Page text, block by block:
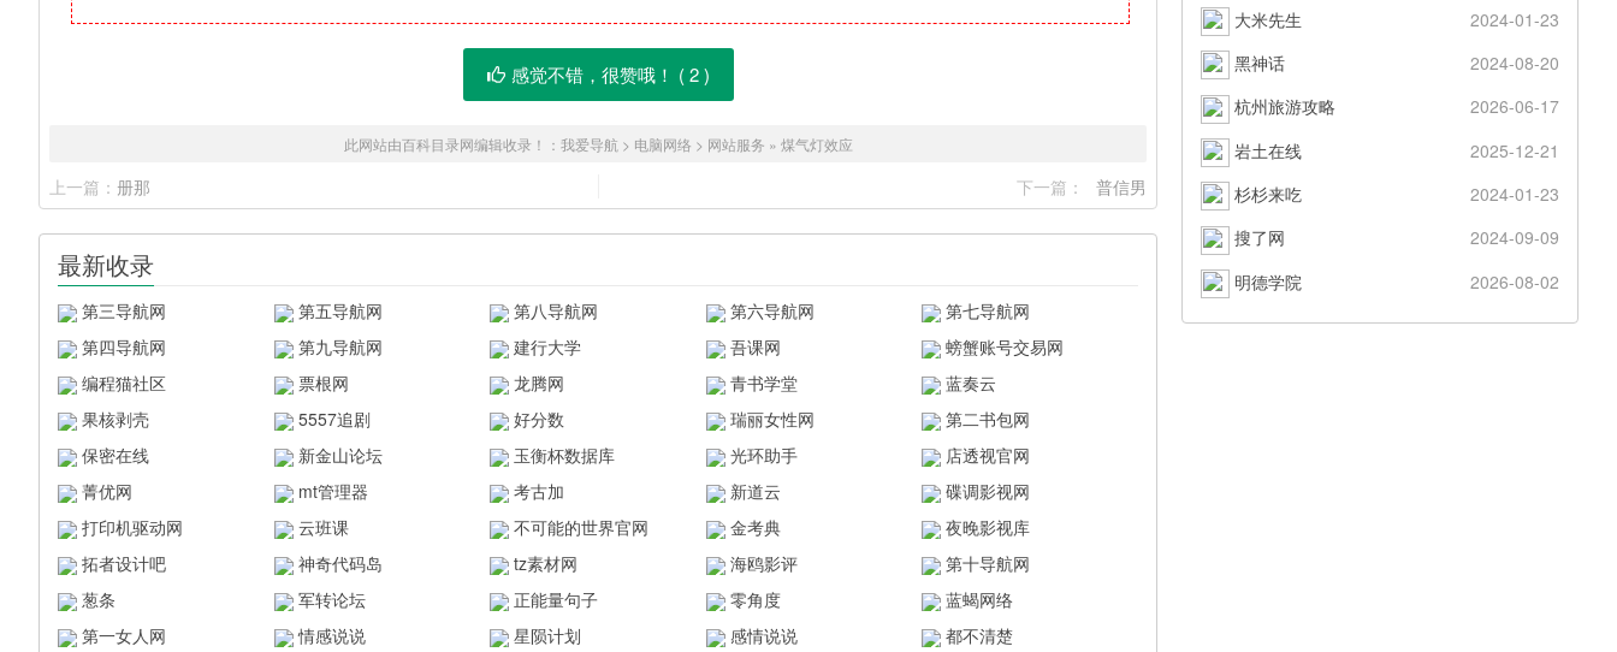
感觉不错，很赞哦！ ( 2)
此网站由百科目录网编辑收录！： 我爱导航 > 电脑网络 > 网站服务 » 煤气灯效应
上一篇： 册那 下一篇： 普信男
最新收录
第三导航网 第五导航网 第八导航网 第六导航网
第七导航网
第四导航网
第九导航网 建行大学 吾课网
螃蟹账号交易网
编程猫社区
票根网 龙腾网 青书学堂
蓝奏云
果核剥壳
5557追剧 好分数 瑞丽女性网
第二书包网
保密在线
新金山论坛 玉衡杯数据库 光环助手
店透视官网
菁优网
mt管理器 考古加 新道云
碟调影视网
打印机驱动网
云班课 不可能的世界官网 金考典
夜晚影视库
拓者设计吧
神奇代码岛 tz素材网 海鸥影评
第十导航网
葱条
军转论坛 正能量句子 零角度
蓝蝎网络
第一女人网
情感说说 星陨计划 感情说说 都不清楚
大米先生
2024-01-23
黑神话
2024-08-20
杭州旅游攻略
2026-06-17
岩土在线
2025-12-21
杉杉来吃
2024-01-23
搜了网
2024-09-09
明德学院
2026-08-02